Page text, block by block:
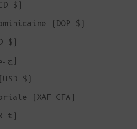
$)
(DOP $)
$)
Égypte (EGP ج.م)
$)
(XAF CFA)
€)